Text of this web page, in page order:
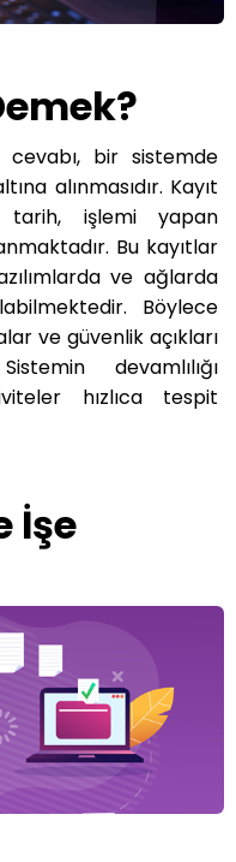
cevabı, bir sistemde
alınmasıdır. Kayıt
tarih, işlemi yapan
Bu kayıtlar
ve ağlarda
Böylece
ve güvenlik açıkları
devamlılığı
hızlıca tespit
İşe